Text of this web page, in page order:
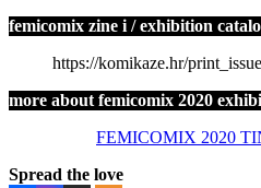
femicomix zine i / exhibition
https://komikaze.hr/
more about femicomix 2020
FEMICOMIX 2020
Spread the love